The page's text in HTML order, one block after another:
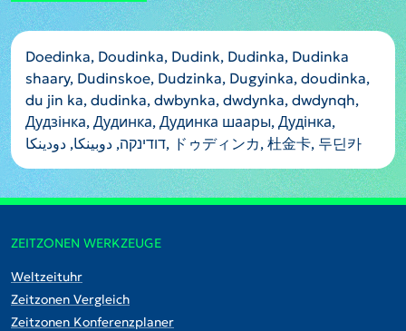
Doedinka, Doudinka, Dudink, Dudinka, Dudinka
shaary, Dudinskoe, Dudzinka, Dugyinka, doudinka,
du jin ka, dudinka, dwbynka, dwdynka, dwdynqh,
Дудзінка, Дудинка, Дудинка шаары, Дудінка,
דודינקה, دوبینکا, دودينكا, ドゥディンカ, 杜金卡, 두딘카
ZEITZONEN WERKZEUGE
Weltzeituhr
Zeitzonen Vergleich
Zeitzonen Konferenzplaner